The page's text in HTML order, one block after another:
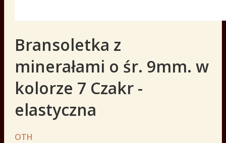
Bransoletka z
minerałami o śr. 9mm. w
kolorze 7 Czakr -
elastyczna
OTH